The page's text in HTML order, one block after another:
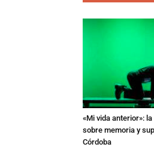
«Mi vida anterior»:
sobre memoria y
Córdoba